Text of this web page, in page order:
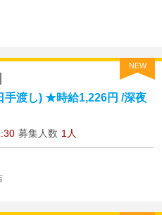
NEW
渡し) ★時給1,226円 /深夜
募集人数 1人